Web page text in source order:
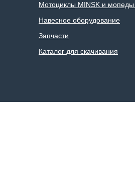
Мотоциклы MINSK и мопеды
Навесное оборудование
Запчасти
Каталог для скачивания